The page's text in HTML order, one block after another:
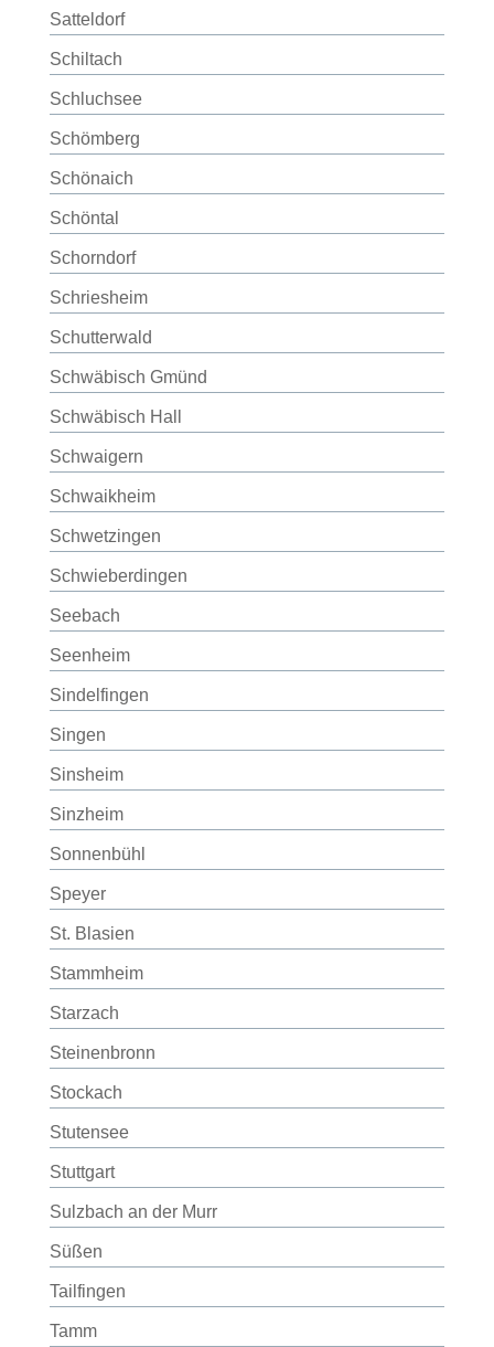
Satteldorf
Schiltach
Schluchsee
Schömberg
Schönaich
Schöntal
Schorndorf
Schriesheim
Schutterwald
Schwäbisch Gmünd
Schwäbisch Hall
Schwaigern
Schwaikheim
Schwetzingen
Schwieberdingen
Seebach
Seenheim
Sindelfingen
Singen
Sinsheim
Sinzheim
Sonnenbühl
Speyer
St. Blasien
Stammheim
Starzach
Steinenbronn
Stockach
Stutensee
Stuttgart
Sulzbach an der Murr
Süßen
Tailfingen
Tamm